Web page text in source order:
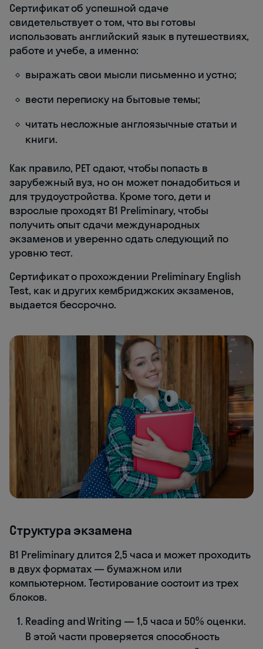
Сертификат об успешной сдаче
свидетельствует о том, что вы готовы
использовать английский язык в путешествиях,
работе и учебе, а именно:
выражать свои мысли письменно и устно;
вести переписку на бытовые темы;
читать несложные англоязычные статьи и
книги.
Как правило, PET сдают, чтобы попасть в
зарубежный вуз, но он может понадобиться и
для трудоустройства. Кроме того, дети и
взрослые проходят B1 Preliminary, чтобы
получить опыт сдачи международных
экзаменов и уверенно сдать следующий по
уровню тест.
Сертификат о прохождении Preliminary English
Test, как и других кембриджских экзаменов,
выдается бессрочно.
Структура экзамена
B1 Preliminary длится 2,5 часа и может проходить
в двух форматах — бумажном или
компьютерном. Тестирование состоит из трех
блоков.
Reading and Writing — 1,5 часа и 50% оценки.
В этой части проверяется способность